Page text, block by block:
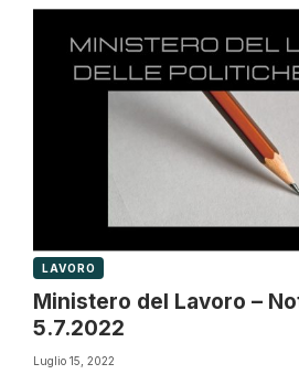
LAVORO
Ministero del Lavoro –
5.7.2022
Luglio 15, 2022